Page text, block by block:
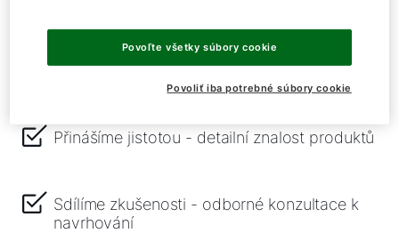
Seznámíte se s našimi produkty - získáváte
materiály, praktické informace, odkazy
Přinášíme jistotou - detailní znalost produktů
Sdílíme zkušenosti - odborné konzultace k
navrhování
Povoliť iba potrebné súbory cookie
Povoľte všetky súbory cookie